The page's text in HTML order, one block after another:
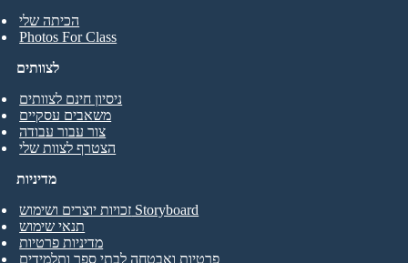
הכיתה שלי
Photos For Class
לצוותים
ניסיון חינם לצוותים
משאבים עסקיים
צור עבור עבודה
הצטרף לצוות שלי
מדיניות
זכויות יוצרים ושימוש Storyboard
תנאי שימוש
מדיניות פרטיות
פרטיות ואבטחה לבתי ספר ותלמידים